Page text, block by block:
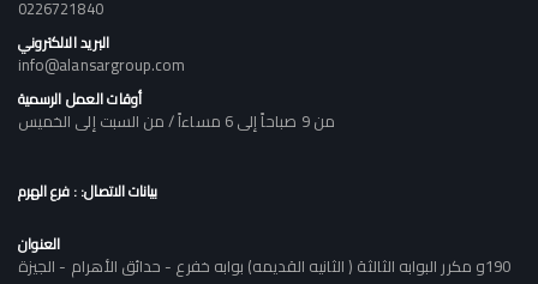
0226721840
البريد الالكتروني
info@alansargroup.com
أوقات العمل الرسمية
من 9 صباحاً إلى 6 مساءاً / من السبت إلى الخميس
بيانات الاتصال: : فرع الهرم
العنوان
190و مكرر البوابه الثالثة ( الثانيه القديمه) بوابه خفرع - حدائق الأهرام - الجيزة